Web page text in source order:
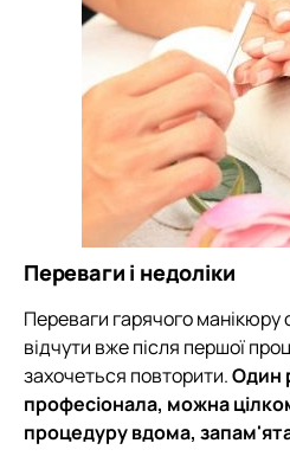
Переваги і недоліки
Переваги гарячого манікюру
відчути вже після першої
захочеться повторити.Один
професіонала, можна
процедуру вдома,